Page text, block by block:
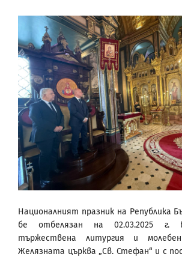
Националният празник на Република
бе отбелязан на 02.03.2025 г.
тържествена литургия и
Желязната църква „Св. Стефан“ и с